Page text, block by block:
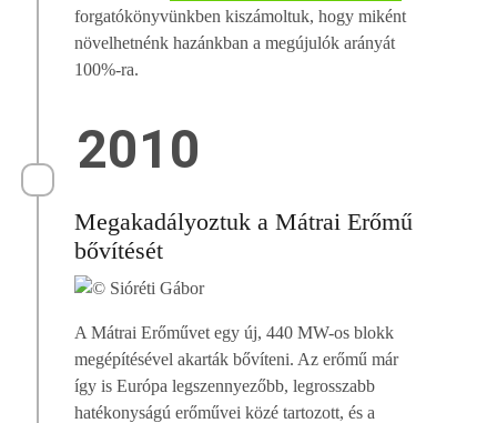
forgatókönyvünkben kiszámoltuk, hogy miként
növelhetnénk hazánkban a megújulók arányát
100%-ra.
2010
Megakadályoztuk a Mátrai Erőmű
bővítését
A Mátrai Erőművet egy új, 440 MW-os blokk
megépítésével akarták bővíteni. Az erőmű már
így is Európa legszennyezőbb, legrosszabb
hatékonyságú erőművei közé tartozott, és a